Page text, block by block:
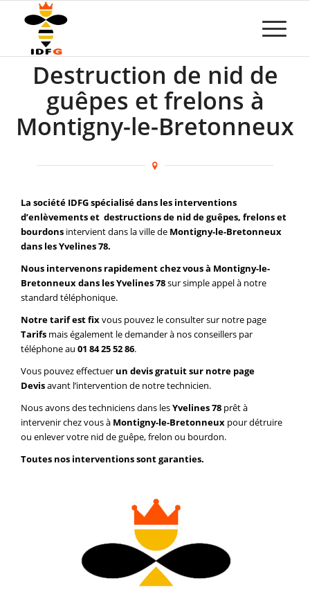
Destruction de nid de
guêpes et frelons à
Montigny-le-Bretonneux
La société IDFG spécialisé dans les interventions
d’enlèvements et destructions de nid de guêpes, frelons et
bourdons intervient dans la ville de Montigny-le-Bretonneux
dans les Yvelines 78.
Nous intervenons rapidement chez vous à Montigny-le-
Bretonneux dans les Yvelines 78sur simple appel à notre
standard téléphonique.
Notre tarif est fixvous pouvez le consulter sur notre page
Tarifs mais également le demander à nos conseillers par
téléphone au 01 84 25 52 86.
Vous pouvez effectuer un devis gratuit sur notre page
Devisavant l’intervention de notre technicien.
Nous avons des techniciens dans lesYvelines 78 prêt à
intervenir chez vous à Montigny-le-Bretonneux pour détruire
ou enlever votre nid de guêpe, frelon ou bourdon.
Toutes nos interventions sont garanties.